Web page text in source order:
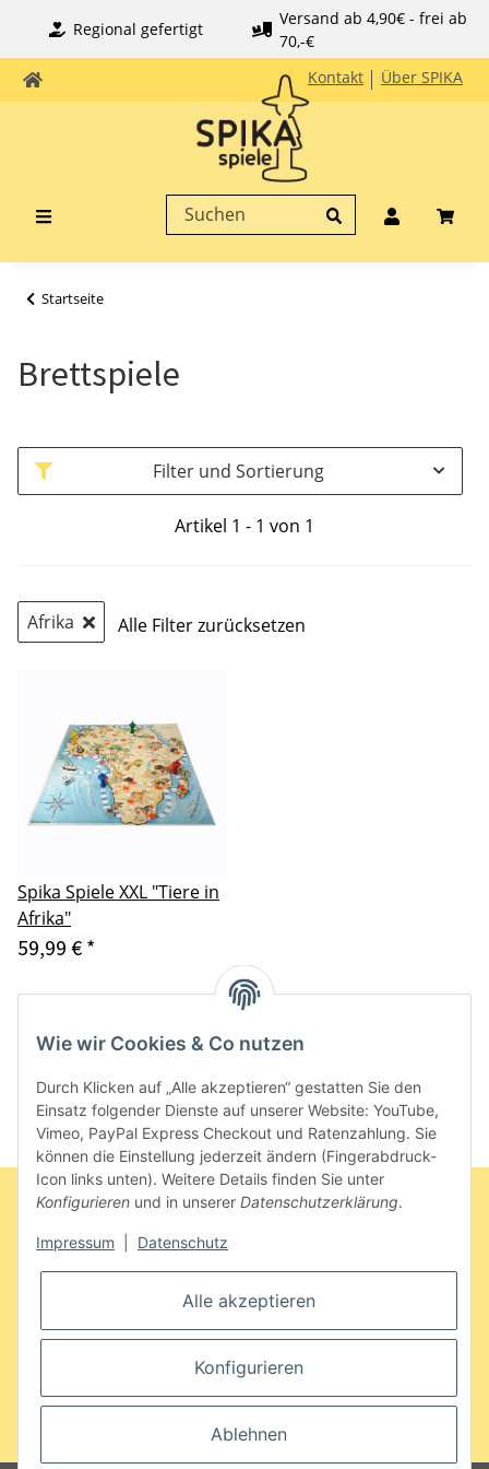
Regional gefertigt
Versand ab 4,90€ - frei ab
70,-€
Kontakt
Über SPIKA
Startseite
Brettspiele
Filter und Sortierung
Artikel 1 - 1 von 1
Afrika Alle Filter zurücksetzen
Spika Spiele XXL "Tiere in
Afrika"
59,99 € *
Artikel 1 - 1 von 1
Informationen
Bestellung widerrufen
Gesetzliche Informationen
* Alle Preise inkl. gesetzlicher USt., zzgl.
Wie wir Cookies & Co nutzen
Durch Klicken auf „Alle akzeptieren“ gestatten Sie den
Einsatz folgender Dienste auf unserer Website: YouTube,
Vimeo, PayPal Express Checkout und Ratenzahlung. Sie
können die Einstellung jederzeit ändern (Fingerabdruck-
Icon links unten). Weitere Details finden Sie unter
Konfigurieren und in unserer Datenschutzerklärung.
Impressum Datenschutz
Alle akzeptieren
Konfigurieren
Ablehnen